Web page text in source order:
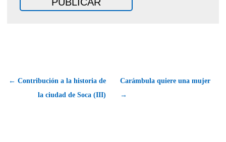
← Contribución a la historia de
la ciudad de Soca (III)
Carámbula quiere una mujer
→